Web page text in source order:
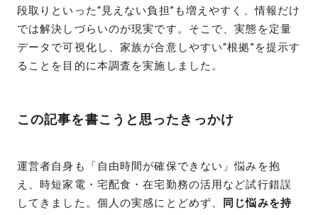
段取りといった“見えない負担”も増えやすく、情報だけ
では解決しづらいのが現実です。そこで、実態を定量
データで可視化し、家族が合意しやすい“根拠”を提示す
ることを目的に本調査を実施しました。
この記事を書こうと思ったきっかけ
運営者自身も「自由時間が確保できない」悩みを抱
え、時短家電・宅配食・在宅勤務の活用など試行錯誤
してきました。個人の実感にとどめず、
同じ悩みを持